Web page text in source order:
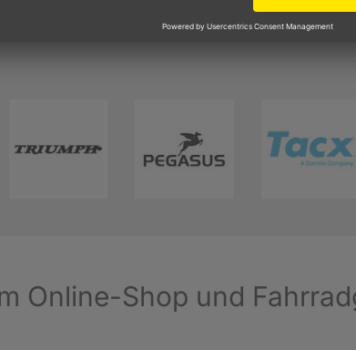
Online-Shop und